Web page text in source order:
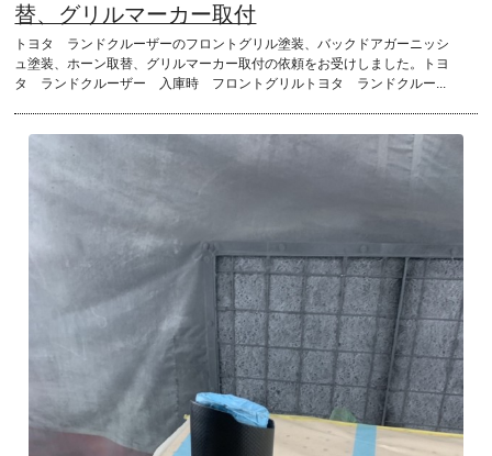
替、グリルマーカー取付
トヨタ ランドクルーザーのフロントグリル塗装、バックドアガーニッシ
ュ塗装、ホーン取替、グリルマーカー取付の依頼をお受けしました。トヨ
タ ランドクルーザー 入庫時 フロントグリルトヨタ ランドクルー...